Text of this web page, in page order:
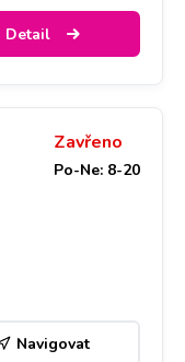
Detail
Zavřeno
Po-Ne: 8-20
Navigovat